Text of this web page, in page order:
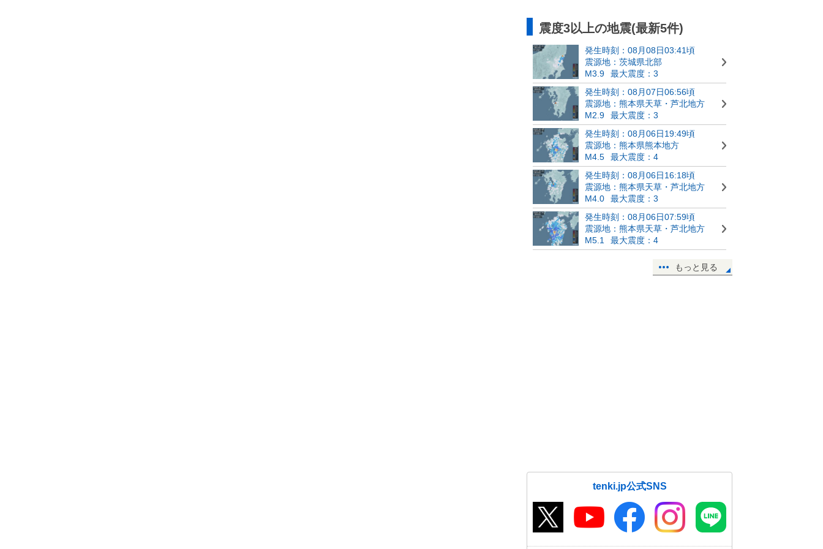
震度3以上の地震(最新5件)
発生時刻：08月08日03:41頃
震源地：茨城県北部
M3.9
最大震度：3
発生時刻：08月07日06:56頃
震源地：熊本県天草・芦北地方
M2.9
最大震度：3
発生時刻：08月06日19:49頃
震源地：熊本県熊本地方
M4.5
最大震度：4
発生時刻：08月06日16:18頃
震源地：熊本県天草・芦北地方
M4.0
最大震度：3
発生時刻：08月06日07:59頃
震源地：熊本県天草・芦北地方
M5.1
最大震度：4
もっと見る
tenki.jp公式SNS